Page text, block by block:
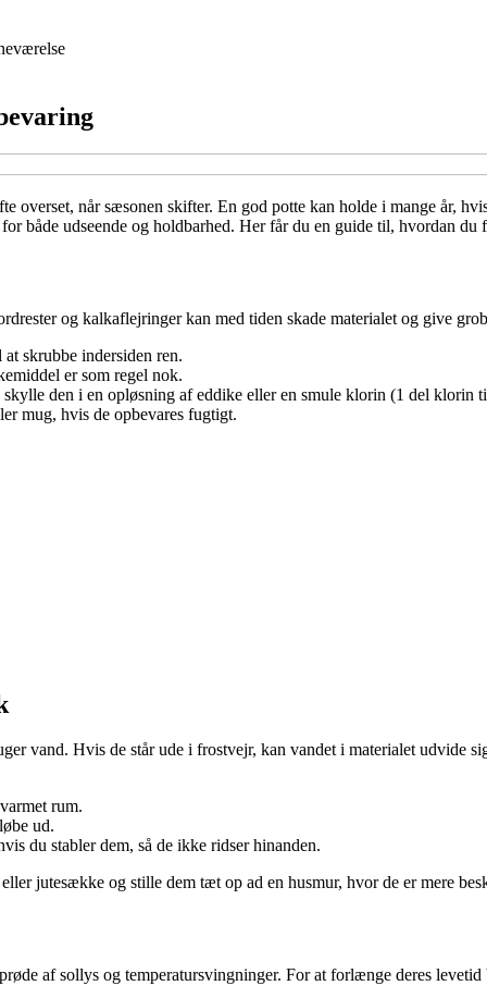
overset, når sæsonen skifter. En god potte kan holde i mange år,
både udseende og holdbarhed. Her får du en guide til, hvordan
og kalkaflejringer kan med tiden skade materialet og give
skrubbe indersiden ren.
er som regel nok.
den i en opløsning af eddike eller en smule klorin (1 del klorin
mug, hvis de opbevares fugtigt.
vand. Hvis de står ude i frostvejr, kan vandet i materialet udvide
rum.
ud.
du stabler dem, så de ikke ridser hinanden.
jutesække og stille dem tæt op ad en husmur, hvor de er mere
af sollys og temperatursvingninger. For at forlænge deres levetid